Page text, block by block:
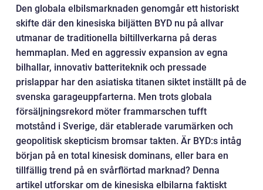
Den globala elbilsmarknaden genomgår ett historiskt
skifte där den kinesiska biljätten BYD nu på allvar
utmanar de traditionella biltillverkarna på deras
hemmaplan. Med en aggressiv expansion av egna
bilhallar, innovativ batteriteknik och pressade
prislappar har den asiatiska titanen siktet inställt på de
svenska garageuppfarterna. Men trots globala
försäljningsrekord möter frammarschen tufft
motstånd i Sverige, där etablerade varumärken och
geopolitisk skepticism bromsar takten. Är BYD:s intåg
början på en total kinesisk dominans, eller bara en
tillfällig trend på en svårflörtad marknad? Denna
artikel utforskar om de kinesiska elbilarna faktiskt